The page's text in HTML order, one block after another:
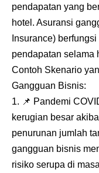
pendapatan yang
hotel. Asuransi
Insurance)
pendapatan selama
Contoh Skenario
Gangguan Bisnis:
📌 Pandemi
kerugian besar
penurunan jumlah
gangguan bisnis
risiko serupa di